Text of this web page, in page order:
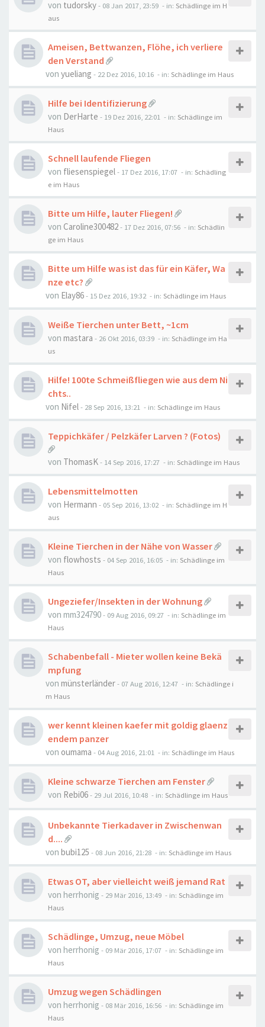
von tudorsky- 08 Jan 2017, 23:59 - in: Schädlinge im H
aus
Ameisen, Bettwanzen, Flöhe, ich verliere
den Verstand
von yueliang - 22 Dez 2016, 10:16 - in: Schädlinge im Haus
Hilfe bei Identifizierung
von DerHarte - 19 Dez 2016, 22:01 - in: Schädlinge im
Haus
Schnell laufende Fliegen
von fliesenspiegel- 17 Dez 2016, 17:07 - in: Schädling
e im Haus
Bitte um Hilfe, lauter Fliegen!
von Caroline300482- 17 Dez 2016, 07:56 - in: Schädlin
ge im Haus
Bitte um Hilfe was ist das für ein Käfer, Wa
nze etc?
von Elay86- 15 Dez 2016, 19:32 - in: Schädlinge im Haus
Weiße Tierchen unter Bett, ~1cm
von mastara - 26 Okt 2016, 03:39 - in: Schädlinge im Ha
us
Hilfe! 100te Schmeißfliegen wie aus dem Ni
chts..
von Nifel- 28 Sep 2016, 13:21 - in: Schädlinge im Haus
Teppichkäfer / Pelzkäfer Larven ? (Fotos)
von ThomasK- 14 Sep 2016, 17:27 - in: Schädlinge im Haus
Lebensmittelmotten
von Hermann - 05 Sep 2016, 13:02 - in: Schädlinge im H
aus
Kleine Tierchen in der Nähe von Wasser
von flowhosts - 04 Sep 2016, 16:05 - in: Schädlinge im
Haus
Ungeziefer/Insekten in der Wohnung
von mm324790- 09 Aug 2016, 09:27 - in: Schädlinge im
Haus
Schabenbefall - Mieter wollen keine Bekä
mpfung
von münsterländer- 07 Aug 2016, 12:47 - in: Schädlinge i
m Haus
wer kennt kleinen kaefer mit goldig glaenz
endem panzer
von oumama - 04 Aug 2016, 21:01 - in: Schädlinge im Haus
Kleine schwarze Tierchen am Fenster
von Rebi06- 29 Jul 2016, 10:48 - in: Schädlinge im Haus
Unbekannte Tierkadaver in Zwischenwan
d....
von bubi125 - 08 Jun 2016, 21:28 - in: Schädlinge im Haus
Etwas OT, aber vielleicht weiß jemand Rat
von herrhonig - 29 Mär 2016, 13:49 - in: Schädlinge im
Haus
Schädlinge, Umzug, neue Möbel
von herrhonig - 09 Mär 2016, 17:07 - in: Schädlinge im
Haus
Umzug wegen Schädlingen
von herrhonig - 08 Mär 2016, 16:56 - in: Schädlinge im
Haus